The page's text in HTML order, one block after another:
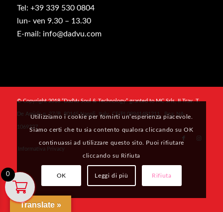
Tel: +39 339 530 0804
lun- ven 9.30 – 13.30
E-mail: info@dadvu.com
© Copyright 2018 “DadVu Soul & Technology” granted to MC Srls, II Trav. T.
De Amicis n. 27/B, 80145 Napoli, Italy, CF/PI 09941481211 , Rea: NA-
1069327
Informativa Privacy
Utilizziamo i cookie per fornirti un’esperienza piacevole.
Siamo certi che tu sia contento qualora cliccando su OK
continuassi ad utilizzare questo sito. Puoi rifiutare
cliccando su Rifiuta
OK Leggi di più Rifiuta
Translate »
0